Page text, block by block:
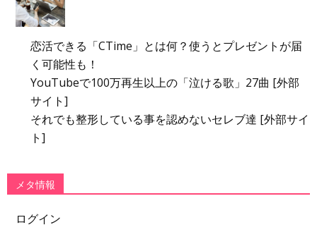
恋活できる「CTime」とは何？使うとプレゼントが届
く可能性も！
YouTubeで100万再生以上の「泣ける歌」27曲 [外部
サイト]
それでも整形している事を認めないセレブ達 [外部サイ
ト]
メタ情報
ログイン